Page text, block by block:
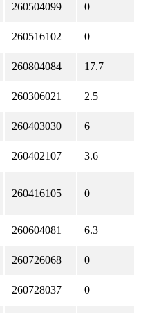
260504099 0
260516102 0
260804084 17.7
260306021 2.5
260403030 6
260402107 3.6
260416105 0
260604081 6.3
260726068 0
260728037 0